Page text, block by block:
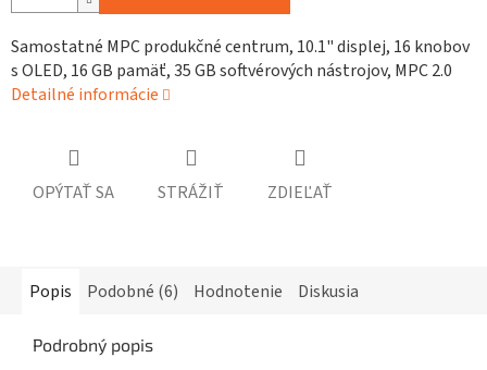
Samostatné MPC produkčné centrum, 10.1" displej, 16 knobov
s OLED, 16 GB pamäť, 35 GB softvérových nástrojov, MPC 2.0
Detailné informácie
OPÝTAŤ SA STRÁŽIŤ ZDIEĽAŤ
Popis Podobné (6) Hodnotenie Diskusia
Podrobný popis